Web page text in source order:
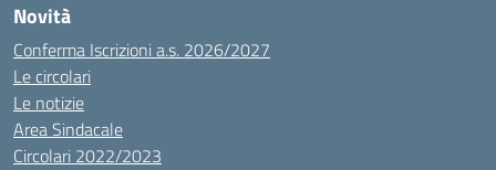
Novità
Conferma Iscrizioni a.s. 2026/2027
Le circolari
Le notizie
Area Sindacale
Circolari 2022/2023